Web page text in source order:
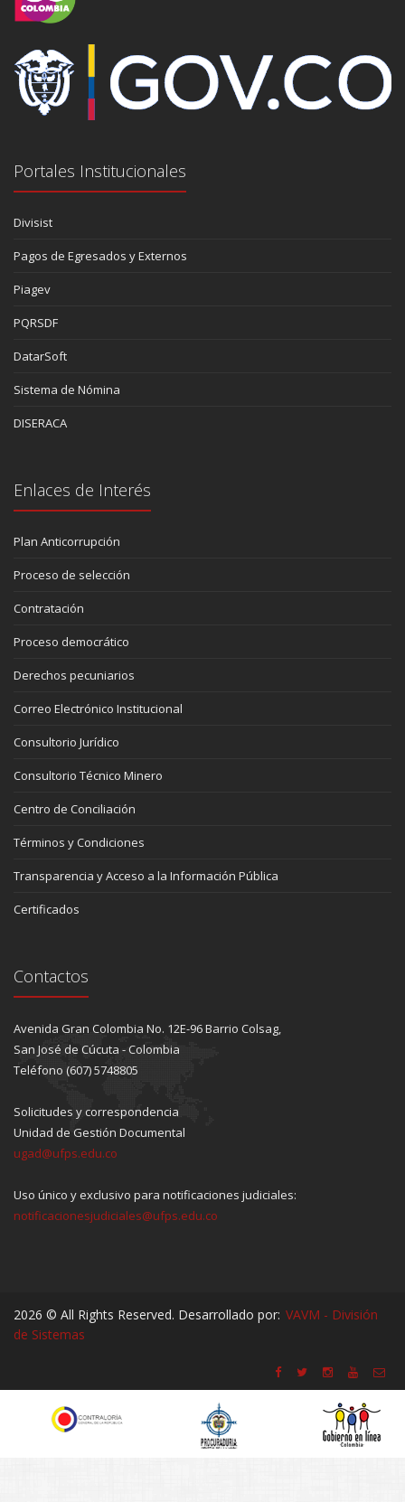
Portales Institucionales
Divisist
Pagos de Egresados y Externos
Piagev
PQRSDF
DatarSoft
Sistema de Nómina
DISERACA
Enlaces de Interés
Plan Anticorrupción
Proceso de selección
Contratación
Proceso democrático
Derechos pecuniarios
Correo Electrónico Institucional
Consultorio Jurídico
Consultorio Técnico Minero
Centro de Conciliación
Términos y Condiciones
Transparencia y Acceso a la Información Pública
Certificados
Contactos
Avenida Gran Colombia No. 12E-96 Barrio Colsag,
San José de Cúcuta - Colombia
Teléfono (607) 5748805
Solicitudes y correspondencia
Unidad de Gestión Documental
ugad@ufps.edu.co
Uso único y exclusivo para notificaciones judiciales:
notificacionesjudiciales@ufps.edu.co
2026 © All Rights Reserved. Desarrollado por: VAVM - División
de Sistemas